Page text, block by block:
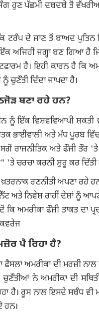
ਹੁਣ ਪੱਛਮੀ ਦਬਦਬੇ ਤੋਂ
ਟਰੰਪ ਦੇ ਜਾਣ ਤੋਂ ਬਾਅਦ
ਅਜਿਹੀ ਜਗ੍ਹਾ ਬਣ ਗਿਆ ਹੈ
ਹੈ। ਇਹੀ ਕਾਰਨ ਹੈ ਕਿ
ਚੁਣੌਤੀ ਦਿੰਦਾ ਜਾਪਦਾ ਹੈ।
ਬਣਾ ਰਹੇ ਹਨ?
ਨੂੰ ਇੱਕ ਵਿਸ਼ਵਵਿਆਪੀ
ਭਾਈਵਾਲੀ ਅਤੇ ਮੱਧ ਪੂਰਬ
ਸਗੋਂ ਰਾਜਨੀਤਿਕ ਅਤੇ ਫੌਜੀ ਤੌਰ
'ਤੇ ਚਰਚਾ ਕਰਨੀ ਸ਼ੁਰੂ ਕਰ ਦਿੱਤੀ
ਰਣਨੀਤੀ ਅਪਣਾ ਰਹੇ
ਅਤੇ ਨਿਵੇਸ਼ ਰਾਹੀਂ ਦੇਸ਼ਾਂ ਨੂੰ
ਕਿ ਅਮਰੀਕਾ ਫੌਜੀ ਤਾਕਤ
ਕਵਰੇਜ
ਪੈ ਰਿਹਾ ਹੈ?
ਅਮਰੀਕਾ ਦੀ ਮਰਜ਼ੀ
ਨੇ ਅਮਰੀਕਾ ਦੀ
ਹੈ। ਰੂਸ ਨਾਲ ਇਸਦੇ ਸਬੰਧ
ਹਨ।